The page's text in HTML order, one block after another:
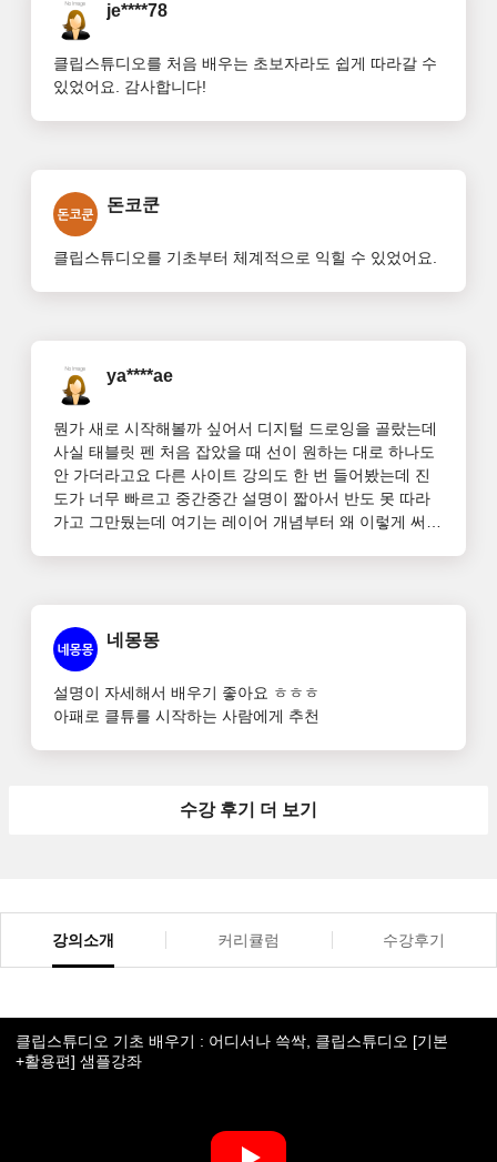
je****78
클립스튜디오를 처음 배우는 초보자라도 쉽게 따라갈 수
있었어요. 감사합니다!
돈코쿤
클립스튜디오를 기초부터 체계적으로 익힐 수 있었어요.
ya****ae
뭔가 새로 시작해볼까 싶어서 디지털 드로잉을 골랐는데
사실 태블릿 펜 처음 잡았을 때 선이 원하는 대로 하나도
안 가더라고요 다른 사이트 강의도 한 번 들어봤는데 진
도가 너무 빠르고 중간중간 설명이 짧아서 반도 못 따라
가고 그만뒀는데 여기는 레이어 개념부터 왜 이렇게 써
네몽몽
설명이 자세해서 배우기 좋아요 ㅎㅎㅎ
아패로 클튜를 시작하는 사람에게 추천
수강 후기 더 보기
강의소개 커리큘럼 수강후기
클립스튜디오 기초 배우기 : 어디서나 쓱싹, 클립스튜디오 [기본
+활용편] 샘플강좌